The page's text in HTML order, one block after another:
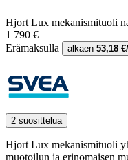
Hjort Lux mekanismituoli
1 790 €
Erämaksulla
alkaen 53,18
2 suosittelua
Hjort Lux mekanismituoli
muotoilun ja erinomaisen